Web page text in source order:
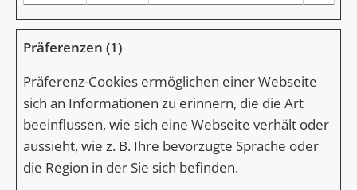
Präferenzen (1)
Präferenz-Cookies ermöglichen einer Webseite
sich an Informationen zu erinnern, die die Art
beeinflussen, wie sich eine Webseite verhält oder
aussieht, wie z. B. Ihre bevorzugte Sprache oder
die Region in der Sie sich befinden.